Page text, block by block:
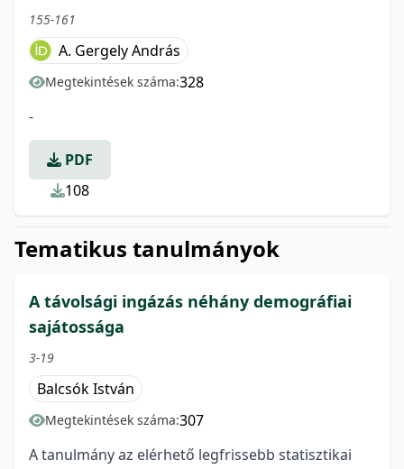
155-161
A. Gergely András
Megtekintések száma:328
-
PDF
108
Tematikus tanulmányok
A távolsági ingázás néhány demográfiai
sajátossága
3-19
Balcsók István
Megtekintések száma:307
A tanulmány az elérhető legfrissebb statisztikai